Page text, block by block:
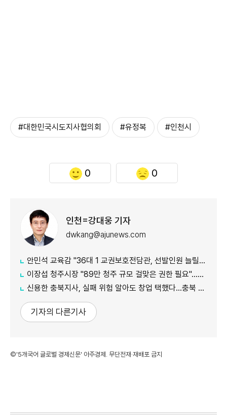
#대한민국시도지사협의회 #유정복 #인천시
0 0
인천=강대웅 기자
dwkang@ajunews.com
안민석 교육감 "36대 1 교권보호전담관, 선발인원 늘릴까"...교권보호단 확대 검토
이장섭 청주시장 "89만 청주 규모 걸맞은 권한 필요"...특례시 지정 정부에 건의
신용한 충북지사, 실패 위험 알아도 창업 택했다...충북 미래 위한 절박한 선택
기자의 다른기사
©'5개국어 글로벌 경제신문' 아주경제. 무단전재·재배포 금지